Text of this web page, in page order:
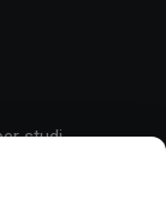
studi